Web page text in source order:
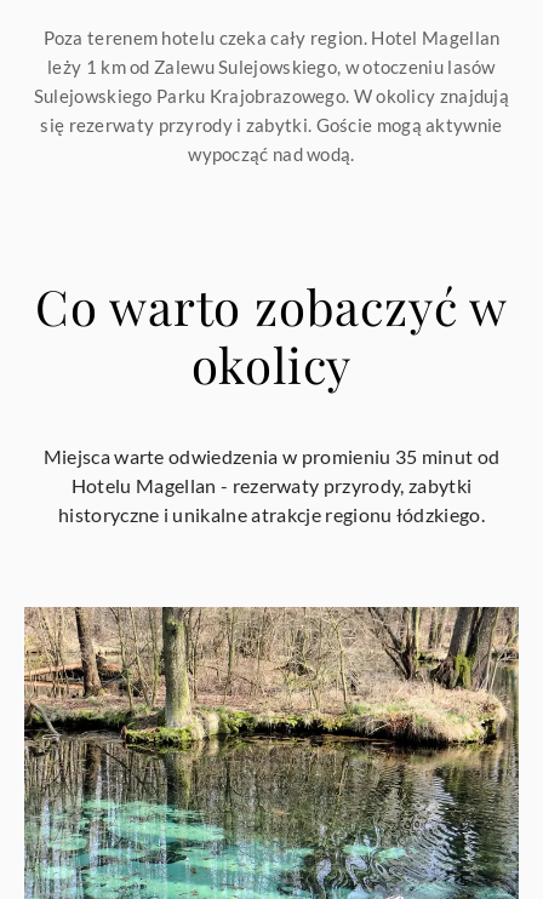
Poza terenem hotelu czeka cały region. Hotel Magellan
leży 1 km od Zalewu Sulejowskiego, w otoczeniu lasów
Sulejowskiego Parku Krajobrazowego. W okolicy znajdują
się rezerwaty przyrody i zabytki. Goście mogą aktywnie
wypocząć nad wodą.
Co warto zobaczyć w
okolicy
Miejsca warte odwiedzenia w promieniu 35 minut od
Hotelu Magellan - rezerwaty przyrody, zabytki
historyczne i unikalne atrakcje regionu łódzkiego.